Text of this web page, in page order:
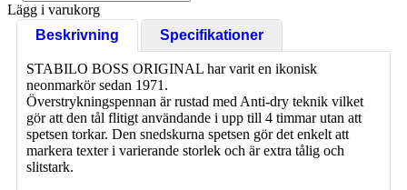
Lägg i varukorg
Beskrivning
Specifikationer
STABILO BOSS ORIGINAL har varit en ikonisk
neonmarkör sedan 1971.
Överstrykningspennan är rustad med Anti-dry teknik vilket
gör att den tål flitigt användande i upp till 4 timmar utan att
spetsen torkar. Den snedskurna spetsen gör det enkelt att
markera texter i varierande storlek och är extra tålig och
slitstark.